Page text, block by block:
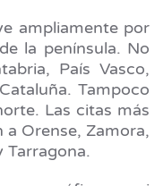
ampliamente por
la península. No
País Vasco,
Tampoco
Las citas más
Orense, Zamora,
Tarragona.